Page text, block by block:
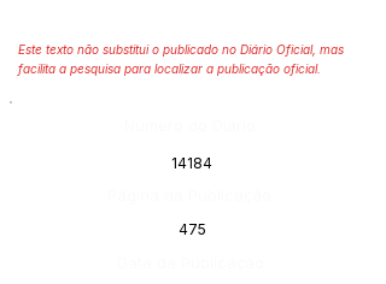
Este texto não substitui o publicado no Diário Oficial, mas
facilita a pesquisa para localizar a publicação oficial.
14184
475